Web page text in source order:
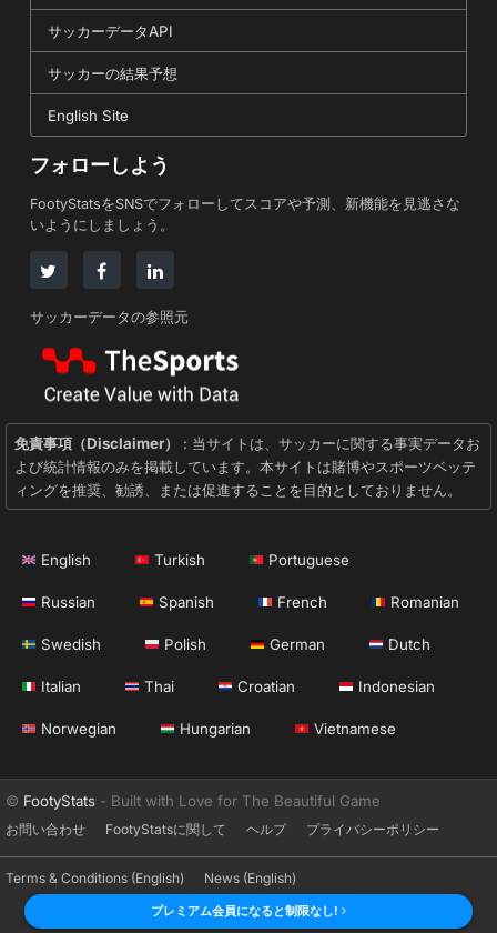
サッカーデータAPI
サッカーの結果予想
English Site
フォローしよう
FootyStatsをSNSでフォローしてスコアや予測、新機能を見逃さな
いようにしましょう。
サッカーデータの参照元
免責事項（Disclaimer）
: 当サイトは、サッカーに関する事実データお
よび統計情報のみを掲載しています。本サイトは賭博やスポーツベッテ
ィングを推奨、勧誘、または促進することを目的としておりません。
English Turkish Portuguese
Russian Spanish French Romanian
Swedish Polish German Dutch
Italian Thai Croatian Indonesian
Norwegian Hungarian Vietnamese
© FootyStats - Built with Love for The Beautiful Game
お問い合わせ FootyStatsに関して ヘルプ プライバシーポリシー
Terms & Conditions (English) News (English)
プレミアム会員になると制限なし!